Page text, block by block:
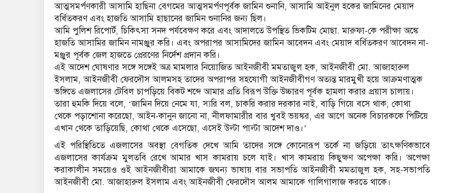
আত্মসমর্পণকারী আসামি হাছিনা বেগমের আত্মসমর্পণপূর্বক জামিন শুনানি, আসামি আইনুল হকের জামিনের মেয়াদ
বর্ধিতকরণ এবং হাজতি আসামি হাছানের জামিন শুনানির জন্য ছিল।
আমি পুলিশ রিপোর্ট, চিকিৎসা সনদ পর্যবেক্ষণ করে এবং আদালতে উপস্থিত ভিকটিম মোছা. মারুফা-কে পরীক্ষা অঙ্কে
হাজতি আসামির জামিন নামঞ্জুর করি। এবং অপরাপর আসামিদের জামিন আবেদন এবং মেয়াদ বর্ধিতকরণ আবেদন না-
মঞ্জুর পূর্বক জেল হাজতে প্রেরণের নির্দেশ প্রদান করি।
এই আদেশ ঘোষণার সঙ্গে সঙ্গেই অত্র মামলার নিয়োজিত আইনজীবী মমতাজুল হক, আইনজীবী মো. আজাহারুল
ইসলাম, আইনজীবী ফেরদৌস আলমসহ তাদের অপরাপর সহযোগী আইনজীবীগণ অত্যন্ত মারমুখী হয়ে আক্রমণাত্মক
ভঙ্গিতে এজলাসের টেবিল চাপড়িয়ে বিকট শব্দে আমার প্রতি বিরূপ উক্তি উচ্চারণ পূর্বক হামলা করার প্রয়াস চালায়।
তারা হুমকি দিয়ে বলে, ‘জামিন দিয়ে নেমে যা, স্যরি বল, চাকরি করার দরকার নাই, বাড়ি গিয়ে বসে থাক, কোথা
থেকে পড়াশোনা করেছো, আইন-কানুন জানো না, নীলফামারীর বার খুবই ভয়ঙ্কর, এর আগে অনেক বিচারককে পিটিয়ে
এখান থেকে তাড়িয়েছি, কোথা থেকে এসেছো, এসেই উল্টা পাল্টা আদেশ দাও।’
এই পরিস্থিতিতে এজলাসের অবস্থা বেগতিক দেখে আমি তাদের সঙ্গে কোনোরূপ তর্কে না জড়িয়ে তাৎক্ষণিকভাবে
এজলাসের কার্যক্রম মুলতবি রেখে আমার খাস কামরায় চলে যাই। খাস কামরায় কিছুক্ষণ অপেক্ষা করি। অপেক্ষা
করাকালীন সময়েও ওই আইনজীবীরা আমাকে জঘন্য ভাষায় বার সভাপতি আইনজীবী মমতাজুল হক, সহ-সভাপতি
আইনজীবী মো. আজাহারুল ইসলাম এবং আইনজীবী ফেরদৌস আলম আমাকে গালিগালাজ করতে থাকে।